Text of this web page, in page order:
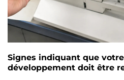
Signes indiquant que
développement doit être